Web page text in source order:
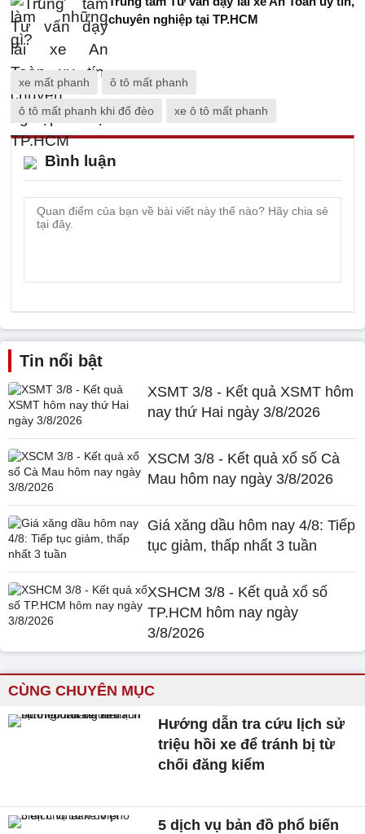
chuyên nghiệp tại TP.HCM
xe mất phanh ô tô mất phanh
ô tô mất phanh khi đổ đèo xe ô tô mất phanh
Bình luận
Tin nổi bật
XSMT 3/8 - Kết quả XSMT hôm
nay thứ Hai ngày 3/8/2026
XSCM 3/8 - Kết quả xổ số Cà
Mau hôm nay ngày 3/8/2026
Giá xăng dầu hôm nay 4/8: Tiếp
tục giảm, thấp nhất 3 tuần
XSHCM 3/8 - Kết quả xổ số
TP.HCM hôm nay ngày
3/8/2026
CÙNG CHUYÊN MỤC
Hướng dẫn tra cứu lịch sử
triệu hồi xe để tránh bị từ
chối đăng kiểm
5 dịch vụ bản đồ phổ biến